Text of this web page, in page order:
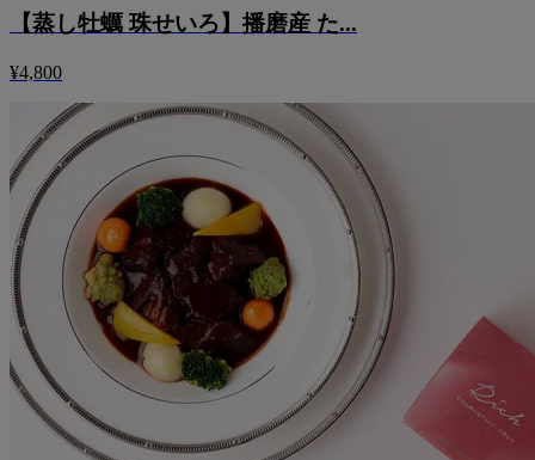
【蒸し牡蠣 珠せいろ】播磨産 た...
¥4,800